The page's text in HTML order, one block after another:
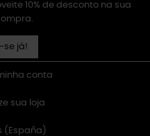
10% de desconto na sua
se já!
conta
sua loja
(España)